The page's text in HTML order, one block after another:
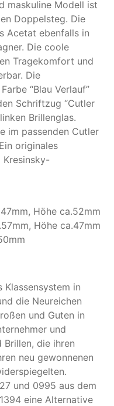
maskuline Modell ist
Doppelsteg. Die
Acetat ebenfalls in
Die coole
Tragekomfort und
Die
“Blau Verlauf”
Schriftzug “Cutler
Brillenglas.
im passenden Cutler
originales
Höhe ca.52mm
Höhe ca.47mm
Klassensystem in
die Neureichen
und Guten in
und
die ihren
neu gewonnenen
und 0995 aus dem
eine Alternative